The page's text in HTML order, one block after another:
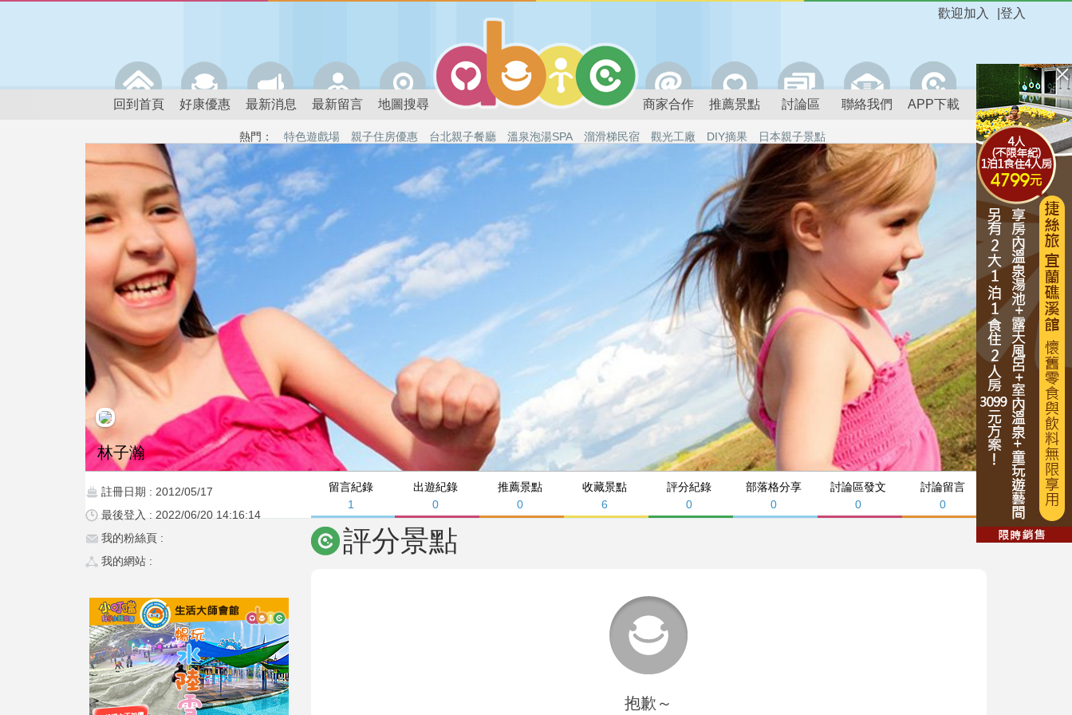
登入
歡迎加入
回到首頁 好康優惠 最新消息 最新留言 地圖搜尋 商家合作 推薦景點 討論區 聯絡我們 APP下載
熱門： 特色遊戲場 親子住房優惠 台北親子餐廳 溫泉泡湯SPA 溜滑梯民宿 觀光工廠 DIY摘果 日本親子景點
留言紀錄
1
出遊紀錄
0
推薦景點
0
收藏景點
6
評分紀錄
0
部落格分享
0
討論區發文
0
討論留言
0
林子瀚
註冊日期 : 2012/05/17
最後登入 : 2022/06/20 14:16:14
我的粉絲頁 :
我的網站 :
評分景點
抱歉～